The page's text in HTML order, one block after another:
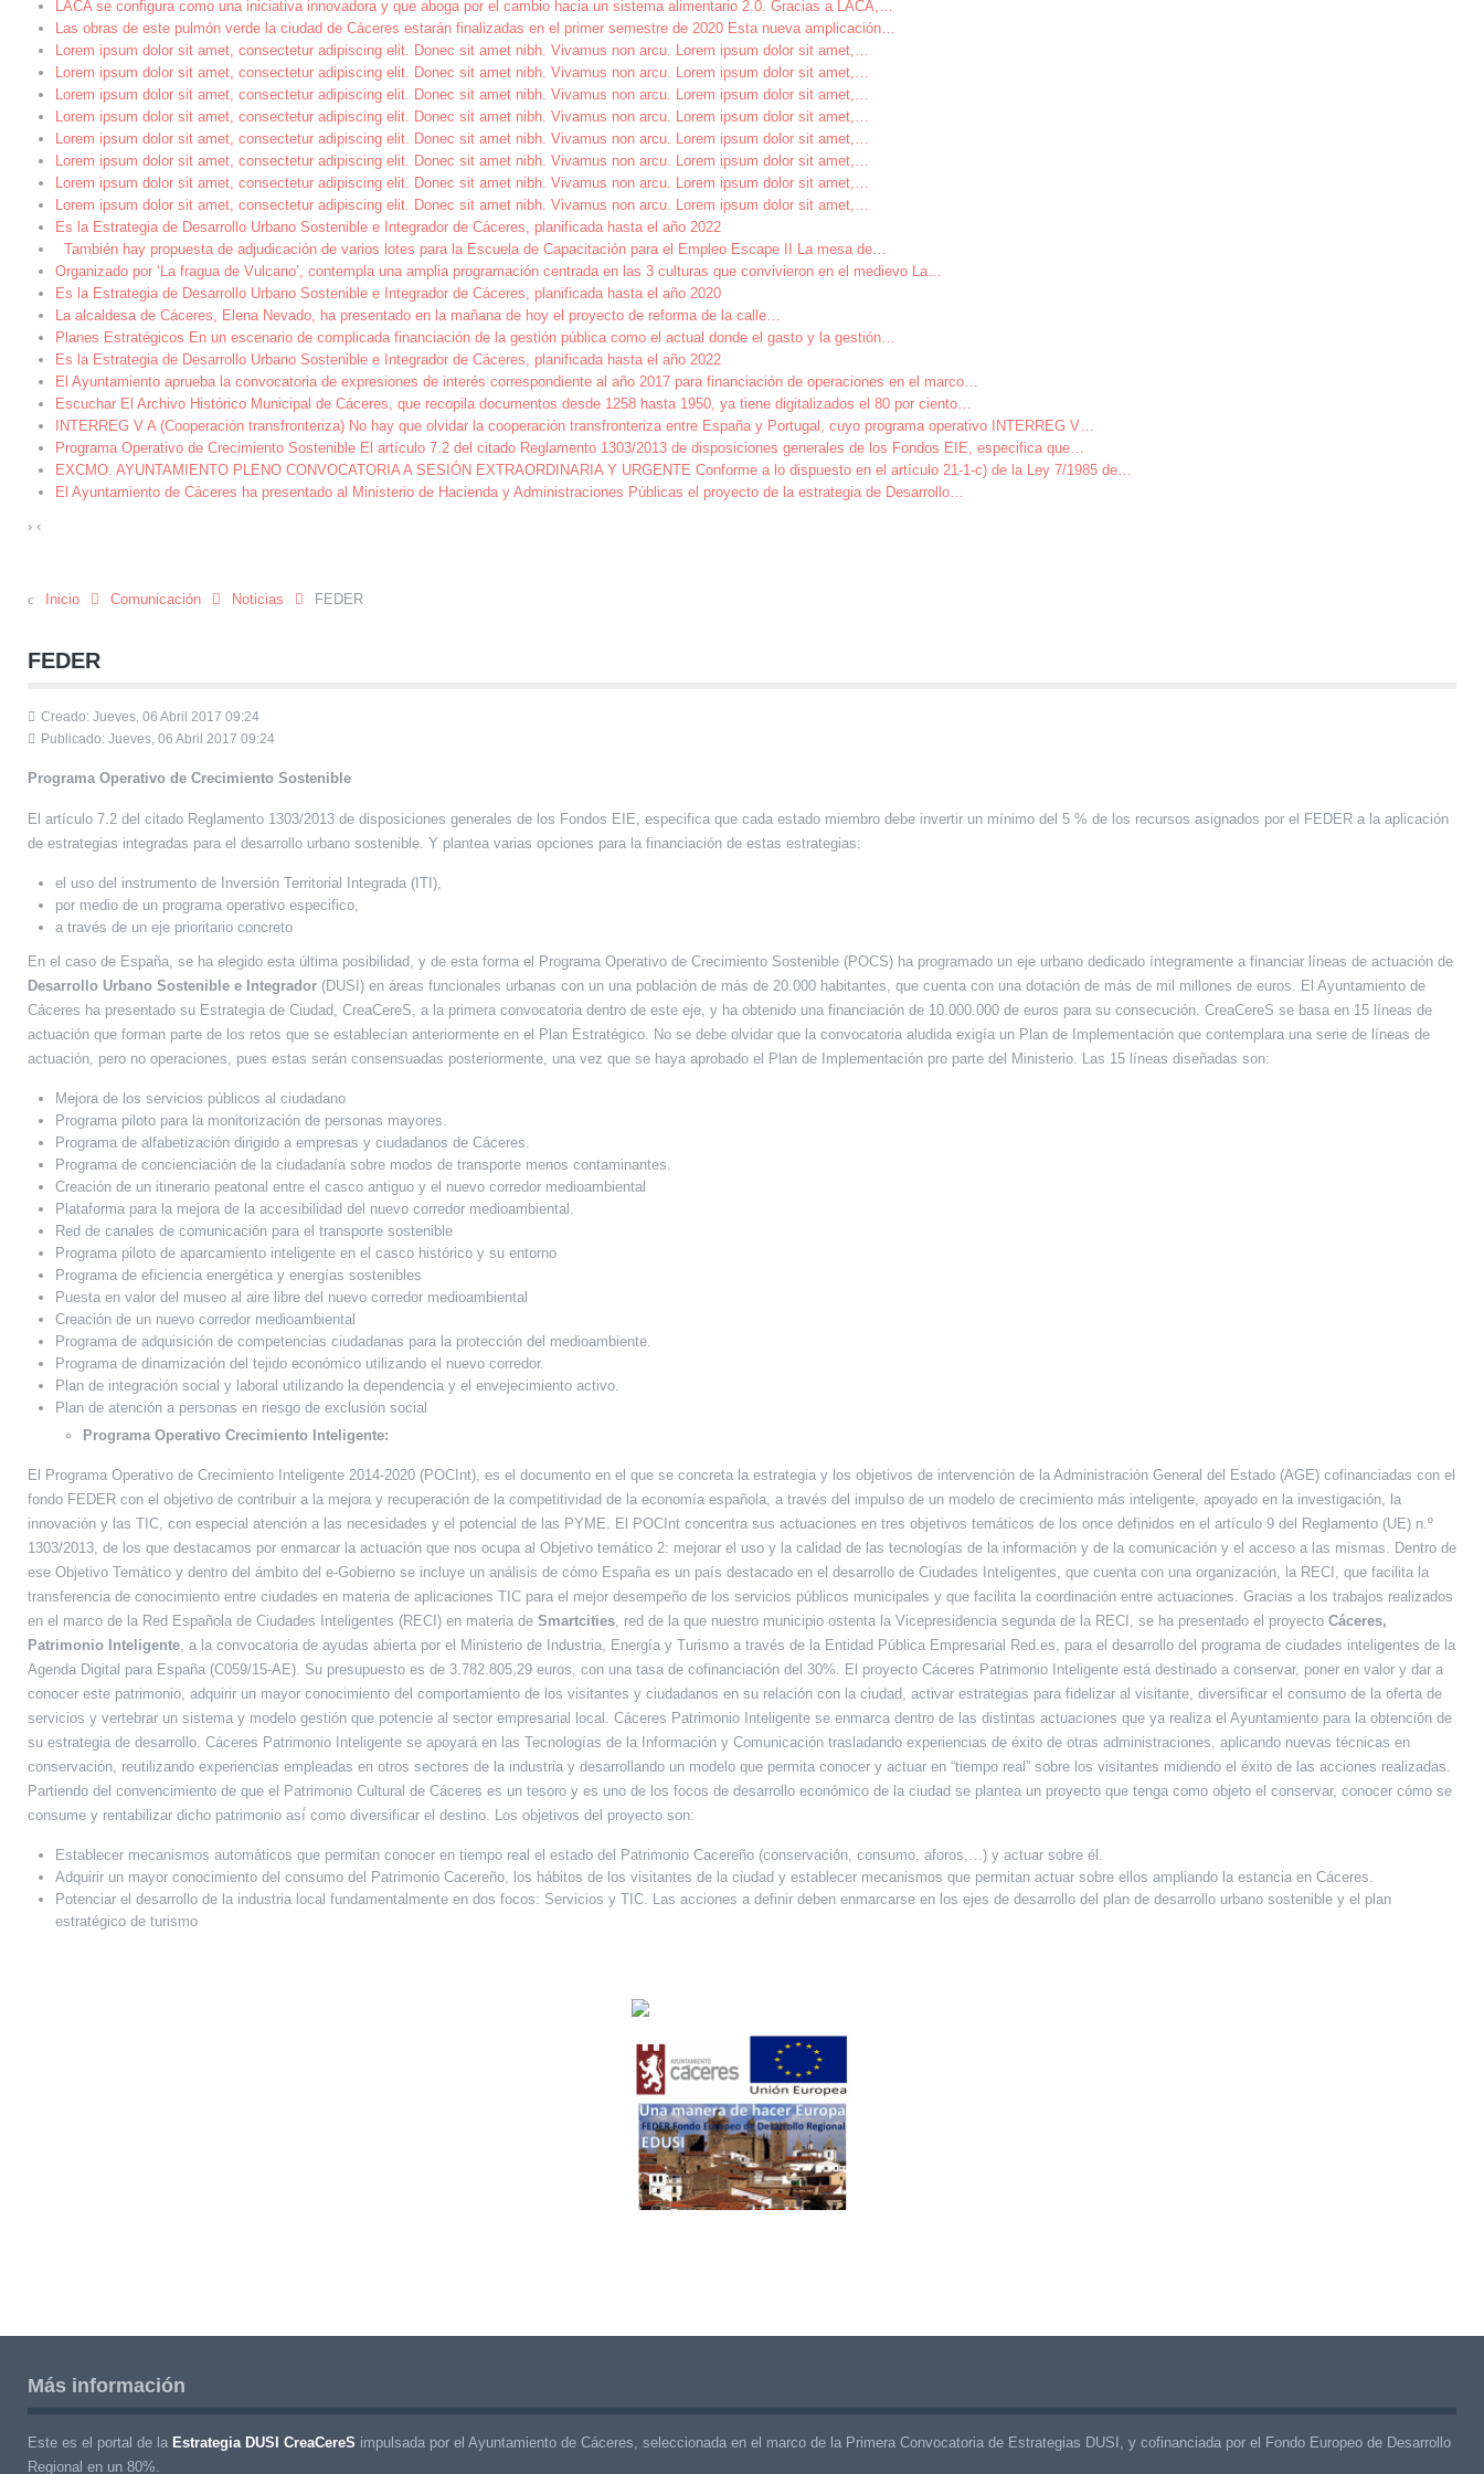
LACA se configura como una iniciativa innovadora y que aboga por el cambio hacia un sistema alimentario 2.0. Gracias a LACA,…
Las obras de este pulmón verde la ciudad de Cáceres estarán finalizadas en el primer semestre de 2020 Esta nueva amplicación…
Lorem ipsum dolor sit amet, consectetur adipiscing elit. Donec sit amet nibh. Vivamus non arcu. Lorem ipsum dolor sit amet,…
Lorem ipsum dolor sit amet, consectetur adipiscing elit. Donec sit amet nibh. Vivamus non arcu. Lorem ipsum dolor sit amet,…
Lorem ipsum dolor sit amet, consectetur adipiscing elit. Donec sit amet nibh. Vivamus non arcu. Lorem ipsum dolor sit amet,…
Lorem ipsum dolor sit amet, consectetur adipiscing elit. Donec sit amet nibh. Vivamus non arcu. Lorem ipsum dolor sit amet,…
Lorem ipsum dolor sit amet, consectetur adipiscing elit. Donec sit amet nibh. Vivamus non arcu. Lorem ipsum dolor sit amet,…
Lorem ipsum dolor sit amet, consectetur adipiscing elit. Donec sit amet nibh. Vivamus non arcu. Lorem ipsum dolor sit amet,…
Lorem ipsum dolor sit amet, consectetur adipiscing elit. Donec sit amet nibh. Vivamus non arcu. Lorem ipsum dolor sit amet,…
Lorem ipsum dolor sit amet, consectetur adipiscing elit. Donec sit amet nibh. Vivamus non arcu. Lorem ipsum dolor sit amet,…
Es la Estrategia de Desarrollo Urbano Sostenible e Integrador de Cáceres, planificada hasta el año 2022
También hay propuesta de adjudicación de varios lotes para la Escuela de Capacitación para el Empleo Escape II La mesa de…
Organizado por ‘La fragua de Vulcano’, contempla una amplia programación centrada en las 3 culturas que convivieron en el medievo La…
Es la Estrategia de Desarrollo Urbano Sostenible e Integrador de Cáceres, planificada hasta el año 2020
La alcaldesa de Cáceres, Elena Nevado, ha presentado en la mañana de hoy el proyecto de reforma de la calle…
Planes Estratégicos En un escenario de complicada financiación de la gestión pública como el actual donde el gasto y la gestión…
Es la Estrategia de Desarrollo Urbano Sostenible e Integrador de Cáceres, planificada hasta el año 2022
El Ayuntamiento aprueba la convocatoria de expresiones de interés correspondiente al año 2017 para financiación de operaciones en el marco…
Escuchar El Archivo Histórico Municipal de Cáceres, que recopila documentos desde 1258 hasta 1950, ya tiene digitalizados el 80 por ciento…
INTERREG V A (Cooperación transfronteriza) No hay que olvidar la cooperación transfronteriza entre España y Portugal, cuyo programa operativo INTERREG V…
Programa Operativo de Crecimiento Sostenible El artículo 7.2 del citado Reglamento 1303/2013 de disposiciones generales de los Fondos EIE, especifica que…
EXCMO. AYUNTAMIENTO PLENO CONVOCATORIA A SESIÓN EXTRAORDINARIA Y URGENTE Conforme a lo dispuesto en el artículo 21-1-c) de la Ley 7/1985 de…
El Ayuntamiento de Cáceres ha presentado al Ministerio de Hacienda y Administraciones Públicas el proyecto de la estrategia de Desarrollo…
› ‹
Inicio Comunicación Noticias FEDER
FEDER
Creado: Jueves, 06 Abril 2017 09:24
Publicado: Jueves, 06 Abril 2017 09:24
Programa Operativo de Crecimiento Sostenible
El artículo 7.2 del citado Reglamento 1303/2013 de disposiciones generales de los Fondos EIE, especifica que cada estado miembro debe invertir un mínimo del 5 % de los recursos asignados por el FEDER a la aplicación
de estrategias integradas para el desarrollo urbano sostenible. Y plantea varias opciones para la financiación de estas estrategias:
el uso del instrumento de Inversión Territorial Integrada (ITI),
por medio de un programa operativo especifico,
a través de un eje prioritario concreto
En el caso de España, se ha elegido esta última posibilidad, y de esta forma el Programa Operativo de Crecimiento Sostenible (POCS) ha programado un eje urbano dedicado íntegramente a financiar líneas de actuación de
Desarrollo Urbano Sostenible e Integrador (DUSI) en áreas funcionales urbanas con un una población de más de 20.000 habitantes, que cuenta con una dotación de más de mil millones de euros. El Ayuntamiento de
Cáceres ha presentado su Estrategia de Ciudad, CreaCereS, a la primera convocatoria dentro de este eje, y ha obtenido una financiación de 10.000.000 de euros para su consecución. CreaCereS se basa en 15 líneas de
actuación que forman parte de los retos que se establecían anteriormente en el Plan Estratégico. No se debe olvidar que la convocatoria aludida exigía un Plan de Implementación que contemplara una serie de líneas de
actuación, pero no operaciones, pues estas serán consensuadas posteriormente, una vez que se haya aprobado el Plan de Implementación pro parte del Ministerio. Las 15 líneas diseñadas son:
Mejora de los servicios públicos al ciudadano
Programa piloto para la monitorización de personas mayores.
Programa de alfabetización dirigido a empresas y ciudadanos de Cáceres.
Programa de concienciación de la ciudadanía sobre modos de transporte menos contaminantes.
Creación de un itinerario peatonal entre el casco antiguo y el nuevo corredor medioambiental
Plataforma para la mejora de la accesibilidad del nuevo corredor medioambiental.
Red de canales de comunicación para el transporte sostenible
Programa piloto de aparcamiento inteligente en el casco histórico y su entorno
Programa de eficiencia energética y energías sostenibles
Puesta en valor del museo al aire libre del nuevo corredor medioambiental
Creación de un nuevo corredor medioambiental
Programa de adquisición de competencias ciudadanas para la protección del medioambiente.
Programa de dinamización del tejido económico utilizando el nuevo corredor.
Plan de integración social y laboral utilizando la dependencia y el envejecimiento activo.
Plan de atención a personas en riesgo de exclusión social
Programa Operativo Crecimiento Inteligente:
El Programa Operativo de Crecimiento Inteligente 2014-2020 (POCInt), es el documento en el que se concreta la estrategia y los objetivos de intervención de la Administración General del Estado (AGE) cofinanciadas con el
fondo FEDER con el objetivo de contribuir a la mejora y recuperación de la competitividad de la economía española, a través del impulso de un modelo de crecimiento más inteligente, apoyado en la investigación, la
innovación y las TIC, con especial atención a las necesidades y el potencial de las PYME. El POCInt concentra sus actuaciones en tres objetivos temáticos de los once definidos en el artículo 9 del Reglamento (UE) n.º
1303/2013, de los que destacamos por enmarcar la actuación que nos ocupa al Objetivo temático 2: mejorar el uso y la calidad de las tecnologías de la información y de la comunicación y el acceso a las mismas. Dentro de
ese Objetivo Temático y dentro del ámbito del e-Gobierno se incluye un análisis de cómo España es un país destacado en el desarrollo de Ciudades Inteligentes, que cuenta con una organización, la RECI, que facilita la
transferencia de conocimiento entre ciudades en materia de aplicaciones TIC para el mejor desempeño de los servicios públicos municipales y que facilita la coordinación entre actuaciones. Gracias a los trabajos realizados
en el marco de la Red Española de Ciudades Inteligentes (RECI) en materia de Smartcities, red de la que nuestro municipio ostenta la Vicepresidencia segunda de la RECI, se ha presentado el proyecto Cáceres,
Patrimonio Inteligente, a la convocatoria de ayudas abierta por el Ministerio de Industria, Energía y Turismo a través de la Entidad Pública Empresarial Red.es, para el desarrollo del programa de ciudades inteligentes de la
Agenda Digital para España (C059/15-AE). Su presupuesto es de 3.782.805,29 euros, con una tasa de cofinanciación del 30%. El proyecto Cáceres Patrimonio Inteligente está destinado a conservar, poner en valor y dar a
conocer este patrimonio, adquirir un mayor conocimiento del comportamiento de los visitantes y ciudadanos en su relación con la ciudad, activar estrategias para fidelizar al visitante, diversificar el consumo de la oferta de
servicios y vertebrar un sistema y modelo gestión que potencie al sector empresarial local. Cáceres Patrimonio Inteligente se enmarca dentro de las distintas actuaciones que ya realiza el Ayuntamiento para la obtención de
su estrategia de desarrollo. Cáceres Patrimonio Inteligente se apoyará en las Tecnologías de la Información y Comunicación trasladando experiencias de éxito de otras administraciones, aplicando nuevas técnicas en
conservación, reutilizando experiencias empleadas en otros sectores de la industria y desarrollando un modelo que permita conocer y actuar en “tiempo real” sobre los visitantes midiendo el éxito de las acciones realizadas.
Partiendo del convencimiento de que el Patrimonio Cultural de Cáceres es un tesoro y es uno de los focos de desarrollo económico de la ciudad se plantea un proyecto que tenga como objeto el conservar, conocer cómo se
consume y rentabilizar dicho patrimonio así́ como diversificar el destino. Los objetivos del proyecto son:
Establecer mecanismos automáticos que permitan conocer en tiempo real el estado del Patrimonio Cacereño (conservación, consumo, aforos,…) y actuar sobre él.
Adquirir un mayor conocimiento del consumo del Patrimonio Cacereño, los hábitos de los visitantes de la ciudad y establecer mecanismos que permitan actuar sobre ellos ampliando la estancia en Cáceres.
Potenciar el desarrollo de la industria local fundamentalmente en dos focos: Servicios y TIC. Las acciones a definir deben enmarcarse en los ejes de desarrollo del plan de desarrollo urbano sostenible y el plan
estratégico de turismo
Más información
Este es el portal de la Estrategia DUSI CreaCereS impulsada por el Ayuntamiento de Cáceres, seleccionada en el marco de la Primera Convocatoria de Estrategias DUSI, y cofinanciada por el Fondo Europeo de Desarrollo
Regional en un 80%.